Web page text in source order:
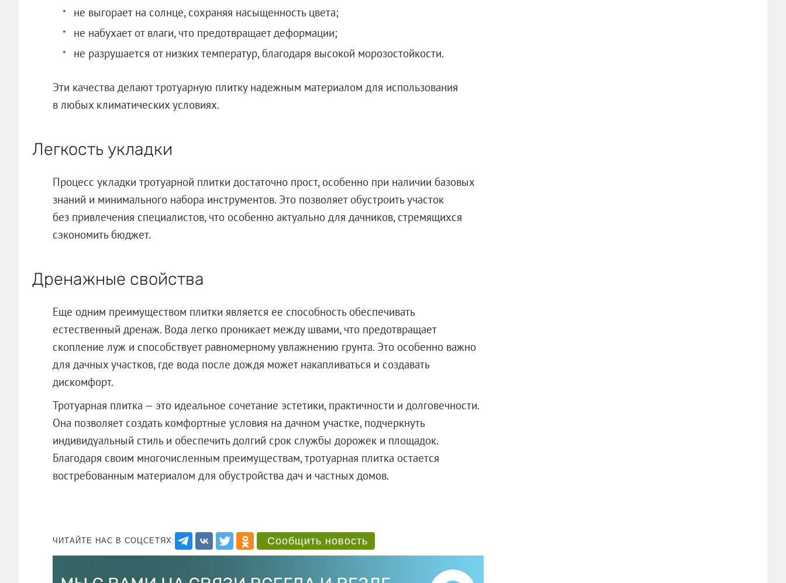
не выгорает на солнце, сохраняя насыщенность цвета;
не набухает от влаги, что предотвращает деформации;
не разрушается от низких температур, благодаря высокой морозостойкости.
Эти качества делают тротуарную плитку надежным материалом для использования
в любых климатических условиях.
Легкость укладки
Процесс укладки тротуарной плитки достаточно прост, особенно при наличии базовых
знаний и минимального набора инструментов. Это позволяет обустроить участок
без привлечения специалистов, что особенно актуально для дачников, стремящихся
сэкономить бюджет.
Дренажные свойства
Еще одним преимуществом плитки является ее способность обеспечивать
естественный дренаж. Вода легко проникает между швами, что предотвращает
скопление луж и способствует равномерному увлажнению грунта. Это особенно важно
для дачных участков, где вода после дождя может накапливаться и создавать
дискомфорт.
Тротуарная плитка — это идеальное сочетание эстетики, практичности и долговечности.
Она позволяет создать комфортные условия на дачном участке, подчеркнуть
индивидуальный стиль и обеспечить долгий срок службы дорожек и площадок.
Благодаря своим многочисленным преимуществам, тротуарная плитка остается
востребованным материалом для обустройства дач и частных домов.
ЧИТАЙТЕ НАС В СОЦСЕТЯХ: Сообщить новость